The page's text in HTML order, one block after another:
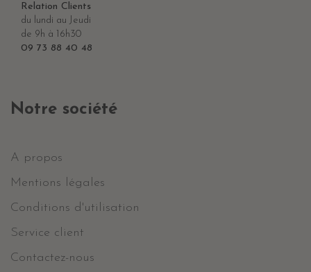
Relation Clients
du lundi au Jeudi
de 9h à 16h30
09 73 88 40 48
Notre société
A propos
Mentions légales
Conditions d'utilisation
Service client
Contactez-nous